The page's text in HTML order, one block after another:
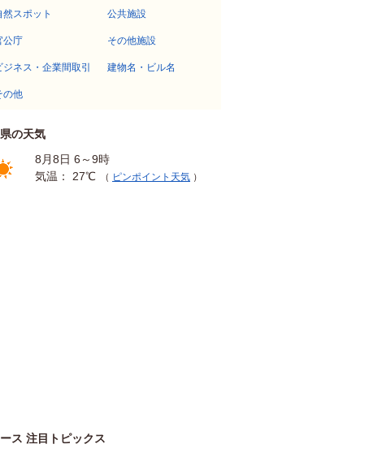
然スポット 公共施設
公庁 その他施設
ジネス・企業間取引 建物名・ビル名
の他
の天気
8月8日 6～9時
気温： 27℃
（ ピンポイント天気 ）
ス 注目トピックス